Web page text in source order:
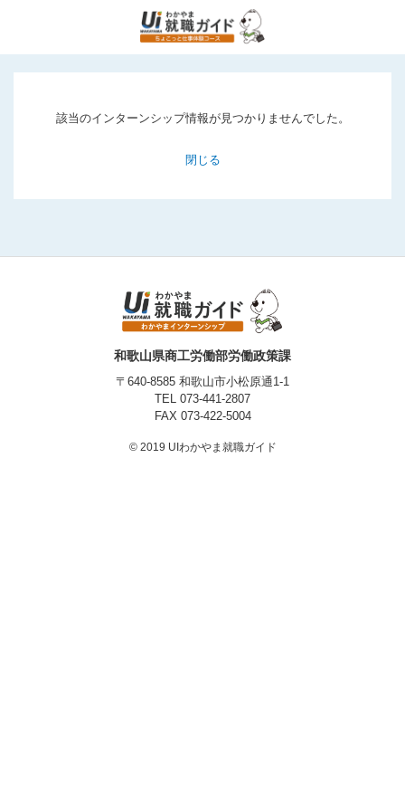
該当のインターンシップ情報が見つかりませんでした。
閉じる
和歌山県商工労働部労働政策課
〒640-8585 和歌山市小松原通1-1
TEL 073-441-2807
FAX 073-422-5004
© 2019 UIわかやま就職ガイド